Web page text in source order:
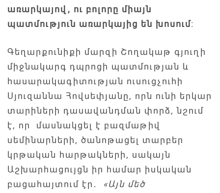
առարկայով, ու բոլորը միայն
պատմություն առարկայից են խոսում:
Գեղարքունիքի մարզի Շողակաթ գյուղի
միջնակարգ դպրոցի պատմության և
հասարակագիտության ուսուցչուհի
Սյուզաննա Հովսեփյանը, որն ունի երկար
տարիների դասավանդման փորձ, նշում
է, որ մասնակցել է բազմաթիվ
սեմինարների, ծանոթացել տարբեր
կրթական հարթակների, սակայն
Աշխարհացույցն իր համար իսկական
բացահայտում էր․ «Այն մեծ